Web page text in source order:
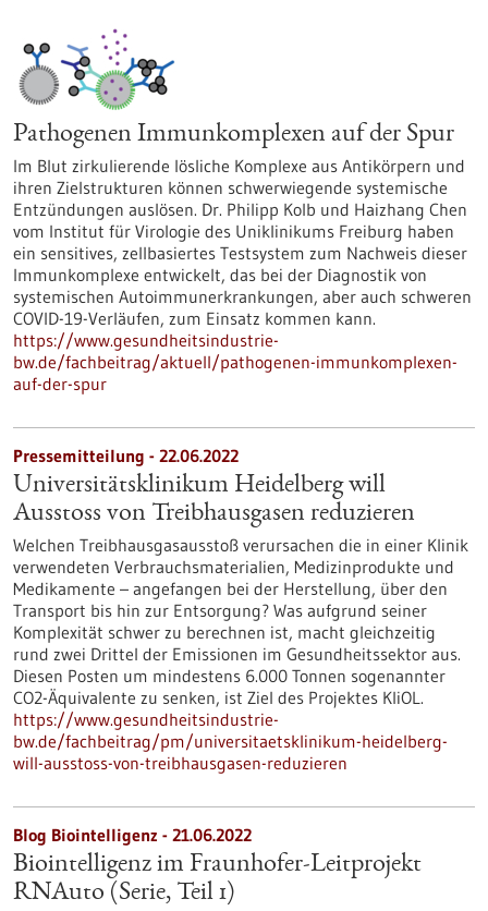
Pathogenen Immunkomplexen auf der Spur
Im Blut zirkulierende lösliche Komplexe aus Antikörpern und
ihren Zielstrukturen können schwerwiegende systemische
Entzündungen auslösen. Dr. Philipp Kolb und Haizhang Chen
vom Institut für Virologie des Uniklinikums Freiburg haben
ein sensitives, zellbasiertes Testsystem zum Nachweis dieser
Immunkomplexe entwickelt, das bei der Diagnostik von
systemischen Autoimmunerkrankungen, aber auch schweren
COVID-19-Verläufen, zum Einsatz kommen kann.
https://www.gesundheitsindustrie-
bw.de/fachbeitrag/aktuell/pathogenen-immunkomplexen-
auf-der-spur
Pressemitteilung - 22.06.2022
Universitätsklinikum Heidelberg will
Ausstoss von Treibhausgasen reduzieren
Welchen Treibhausgasausstoß verursachen die in einer Klinik
verwendeten Verbrauchsmaterialien, Medizinprodukte und
Medikamente – angefangen bei der Herstellung, über den
Transport bis hin zur Entsorgung? Was aufgrund seiner
Komplexität schwer zu berechnen ist, macht gleichzeitig
rund zwei Drittel der Emissionen im Gesundheitssektor aus.
Diesen Posten um mindestens 6.000 Tonnen sogenannter
CO2-Äquivalente zu senken, ist Ziel des Projektes KliOL.
https://www.gesundheitsindustrie-
bw.de/fachbeitrag/pm/universitaetsklinikum-heidelberg-
will-ausstoss-von-treibhausgasen-reduzieren
Blog Biointelligenz - 21.06.2022
Biointelligenz im Fraunhofer-Leitprojekt
RNAuto (Serie, Teil 1)